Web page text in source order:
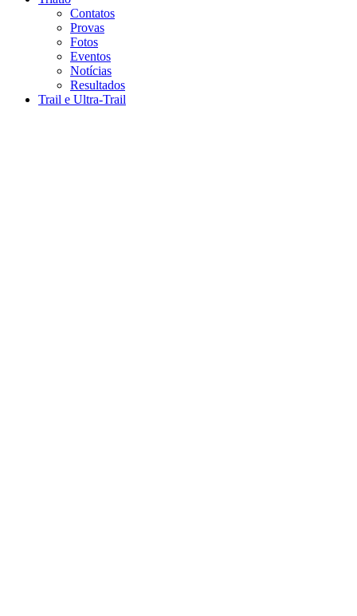
Contatos
Provas
Fotos
Eventos
Notícias
Resultados
Trail e Ultra-Trail